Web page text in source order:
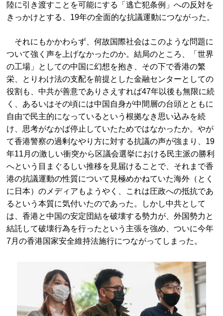
陸に引き渡すことを可能にする「逃亡犯条例」への反対を
きっかけとする、19年の全面的な抗議運動につながった。
それにもかかわらず、何故国際社会はこのような問題に
ついて強く声を上げなかったのか。結局のところ、「世界
の工場」としての中国に幻想を抱き、その下で香港の繁
栄、とりわけ法の支配を前提とした金融センターとしての
役割も、中共が善意でありさえすれば47年以後も無限に続
く、あるいはその頃には中国自身が中間層の台頭とともに
自由で民主的になっているという根拠なき思い込みを続
け、思考がなかば停止していたためではなかったか。やが
て香港警察の過剰なやり方に対する抗議の声が強まり、19
年11月の激しい衝突から区議会選挙における民主派の勝利
へという目まぐるしい推移を見届けることで、それまで香
港の抗議運動の性質について見極めかねていた海外（とく
に日本）のメディアもようやく、これは圧政への抵抗であ
るという本質に気付いたのであった。しかし中共として
は、香港と中国の安定団結を破壊する勢力が、外国勢力と
結託して破壊行為を行ったという主張を強め、ついに今年
7月の香港国家安全維持法施行につながってしまった。